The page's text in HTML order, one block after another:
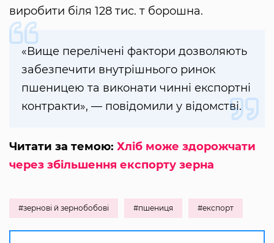
виробити біля 128 тис. т борошна.
«Вище перелічені фактори дозволяють
забезпечити внутрішнього ринок
пшеницею та виконати чинні експортні
контракти», — повідомили у відомстві.
Читати за темою: Хліб може здорожчати
через збільшення експорту зерна
#зернові й зернобобові #пшениця #експорт